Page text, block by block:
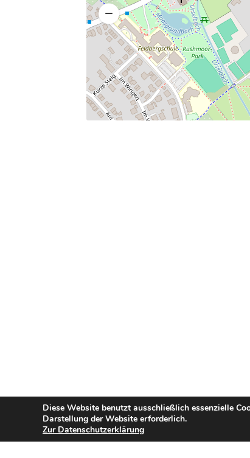
Diese Website benutzt ausschließlich essenzielle
Darstellung der Website erforderlich.
Zur Datenschutzerklärung